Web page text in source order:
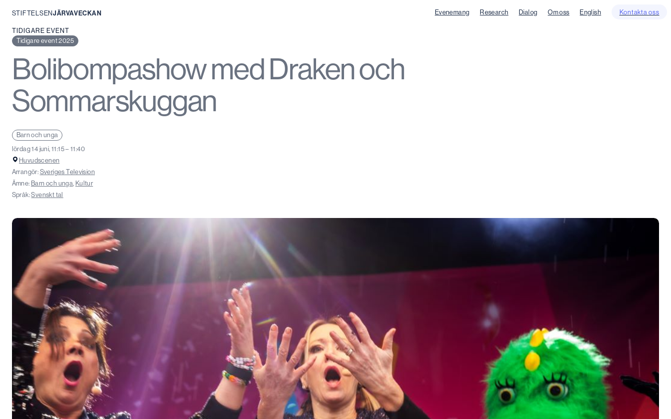
Hoppa
innehåll
STIFTELSENJÄRVAVECKAN Evenemang Research Dialog Om oss English Kontakta oss
TIDIGARE EVENT
Tidigare event 2025
Bolibompashow med Draken och
Sommarskuggan
Barn och unga
lördag 14 juni, 11:15 – 11:40
Huvudscenen
Arrangör:Sveriges Television
Ämne: Barn och unga, Kultur
Språk:Svenskt tal